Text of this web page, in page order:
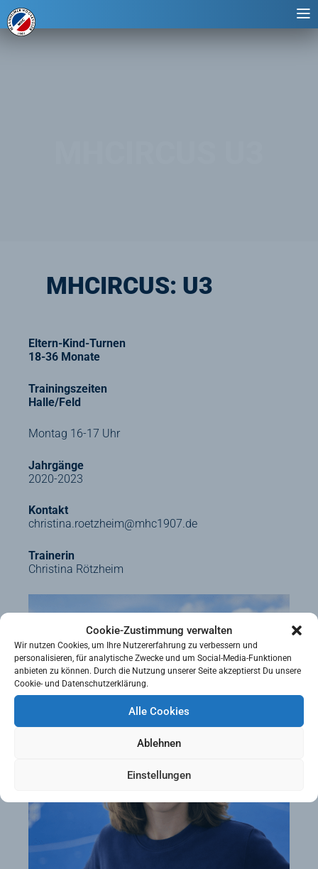
Cookie-Zustimmung verwalten
Wir nutzen Cookies, um Ihre Nutzererfahrung zu verbessern und
personalisieren, für analytische Zwecke und um Social-Media-Funktionen
anbieten zu können. Durch die Nutzung unserer Seite akzeptierst Du unsere
Cookie- und Datenschutzerklärung.
Alle Cookies
Ablehnen
Einstellungen
MHCIRCUS: U3
Eltern-Kind-Turnen
18-36 Monate
Trainingszeiten
Halle/Feld
Montag 16-17 Uhr
Jahrgänge
2020-2023
Kontakt
christina.roetzheim@mhc1907.de
Trainerin
Christina Rötzheim